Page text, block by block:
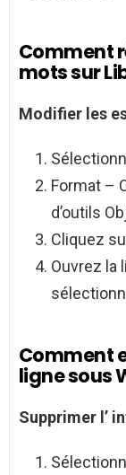
Comment
mots sur
Modifier les
Format –
d’outils
Cliquez
Ouvrez la
Comment
ligne sous
Supprimer l’